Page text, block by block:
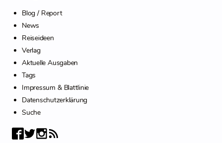
Blog / Report
News
Reiseideen
Verlag
Aktuelle Ausgaben
Tags
Impressum & Blattlinie
Datenschutzerklärung
Suche